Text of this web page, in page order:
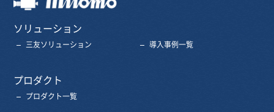
ソリューション
三友ソリューション 導入事例一覧
プロダクト
プロダクト一覧